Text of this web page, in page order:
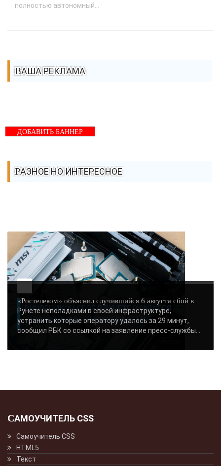
полностью автономный...
ВАША РЕКЛАМА
ДОБАВИТЬ БАННЕР
РАЗНОЕ НО ИНТЕРЕСНОЕ
ВИНОВНИКОМ СБОЯ В РУНЕТЕ ОКАЗАЛСЯ
«РОСТЕЛЕКОМ» - «НОВОСТИ СЕТИ»..
«Ростелеком» объяснил случившийся 6 августа сбой в
Рунете неполадками в своей инфраструктуре,
устранить которые оператору удалось за 29 минут,
сообщил РБК со ссылкой на заявление пресс-службы...
САМОУЧИТЕЛЬ CSS
Самоучитель CSS
HTML5
Текст